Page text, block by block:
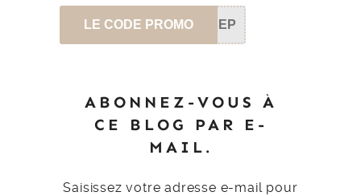
LE CODE PROMO SEP
ABONNEZ-VOUS À
CE BLOG PAR E-
MAIL.
Saisissez votre adresse e-mail pour